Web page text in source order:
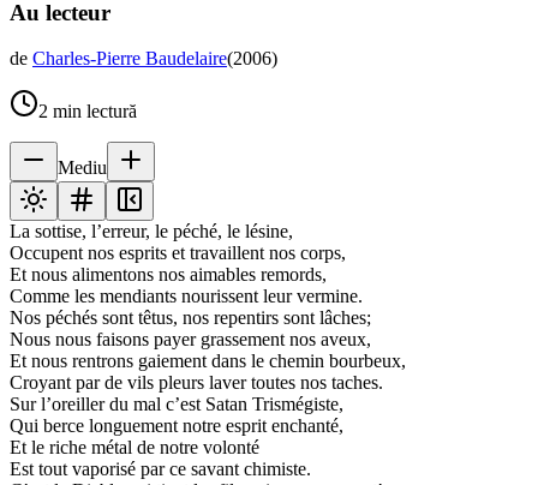
Au lecteur
de Charles-Pierre Baudelaire(2006)
2 min lectură
Mediu
La sottise, l’erreur, le péché, le lésine,
Occupent nos esprits et travaillent nos corps,
Et nous alimentons nos aimables remords,
Comme les mendiants nourissent leur vermine.
Nos péchés sont têtus, nos repentirs sont lâches;
Nous nous faisons payer grassement nos aveux,
Et nous rentrons gaiement dans le chemin bourbeux,
Croyant par de vils pleurs laver toutes nos taches.
Sur l’oreiller du mal c’est Satan Trismégiste,
Qui berce longuement notre esprit enchanté,
Et le riche métal de notre volonté
Est tout vaporisé par ce savant chimiste.